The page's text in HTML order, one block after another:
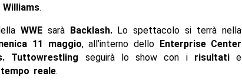
.
WWEsarà Backlash.Lo spettacolo si terrà nella
11 maggio, all’interno dello Enterprise Center
Tuttowrestling seguirà lo show con i risultati e
tempo reale.